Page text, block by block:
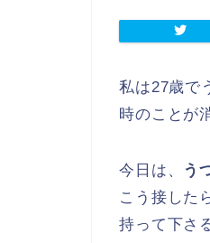
私は27歳で
時のことが
今日は、 う
こう接した
持って下さ